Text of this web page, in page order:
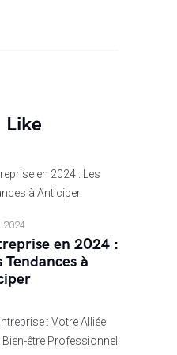
Like
2024
en 2024 :
Tendances à